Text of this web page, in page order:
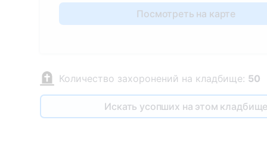
Посмотреть на карте
Количество захоронений на кладбище: 50
Искать усопших на этом